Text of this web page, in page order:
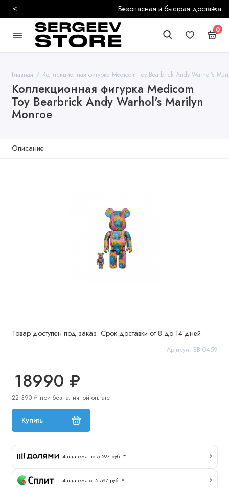
Безопасная и быстрая доставка
< >
0
Главная Коллекционная фигурка Medicom Toy Bearbrick Andy Warhol's
Коллекционная фигурка Medicom
Toy Bearbrick Andy Warhol's Marilyn
Monroe
Описание
Товар доступен под заказ. Срок доставки от 8 до 14 дней.
Артикул: BB-0459
18990 ₽
22 390 ₽ при безналичной оплате
Купить
4 платежа по 5 597 руб. *
4 платежа от 5 597 руб. *